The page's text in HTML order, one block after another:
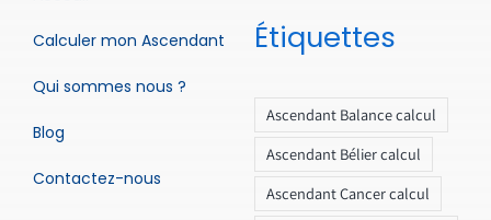
Calculer mon Ascendant
Qui sommes nous ?
Blog
Contactez-nous
Étiquettes
Ascendant Balance calcul
Ascendant Bélier calcul
Ascendant Cancer calcul